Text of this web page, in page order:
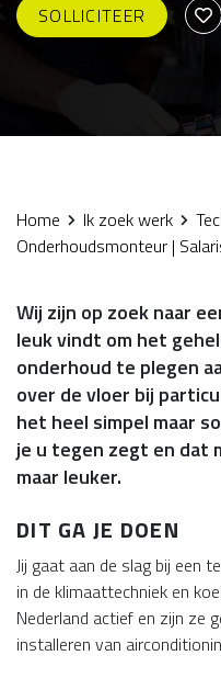
SOLLICITEER
Home Ik zoek werk
Onderhoudsmonteur |
Wij zijn op zoek naar
leuk vindt om het
onderhoud te plegen
over de vloer bij
het heel simpel maar
je u tegen zegt en dat
maar leuker.
DIT GA JE DOEN
Jij gaat aan de slag bij een
in de klimaattechniek en
Nederland actief en zijn ze
installeren van